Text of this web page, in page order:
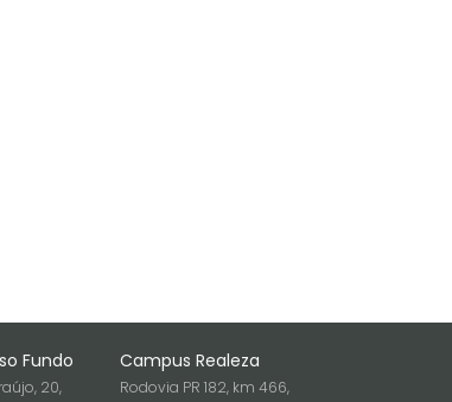
Fundo
20,
Campus Realeza
Rodovia PR 182, km 466,